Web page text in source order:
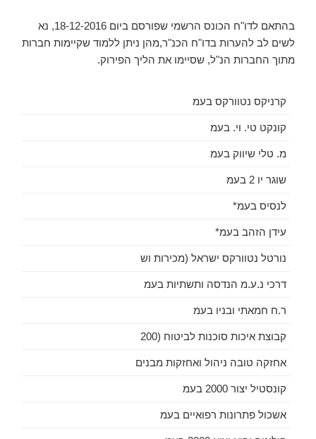
בהתאם לדו"ח הכונס הרשמי שפורסם ביום 18-12-2016, נא
לשים לב להערות בדו"ח הכנ"ר,מהן ניתן ללמוד שקיימות חברות
מתוך החברות הנ"ל, שסיימו את הליך הפירוק.
קרניקס נטוורקס בעמ
קונקט טי. וי. בעמ
מ. טלי שיווק בעמ
שוגר יו 2 בעמ
לנסיס בעמ*
עידן הזהב בעמ*
נורטל נטוורקס ישראל (מכירות וש
דרכי נ.ע.מ הנדסה ותשתיות בעמ
ר.ח חמאתי ובניו בעמ
קבוצת איכות סוכנות לביטוח (200
אחזקה טובה ניהול ואחזקות מבנים
קונסטיל יצור 2000 בעמ
אשכול פתרונות רפואיים בעמ